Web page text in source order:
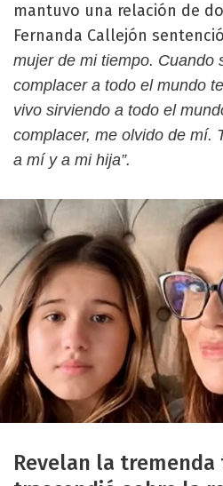
mantuvo una relación de
Fernanda Callejón
mujer de mi tiempo. Cuando
complacer a todo el mundo
vivo sirviendo a todo el
complacer, me olvido de mí.
a mí y a mi hija”.
Revelan la